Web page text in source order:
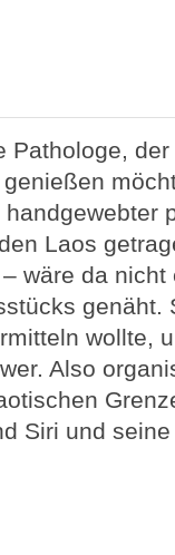
Pathologe,
Laos
wäre da
genäht.
wollte,
Also
Siri und